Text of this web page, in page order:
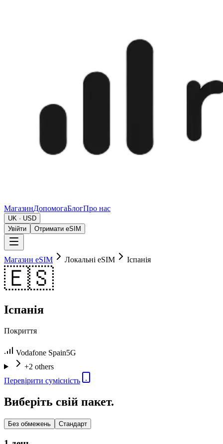
МагазинДопомогаБлогПро нас
UK · USD
Увійти
Отримати eSIM
Магазин eSIM Локальні eSIM Іспанія
🇪🇸
Іспанія
Покриття
Vodafone Spain5G
+2 others
Перевірити сумісність
Виберіть свій пакет.
Без обмежень Стандарт